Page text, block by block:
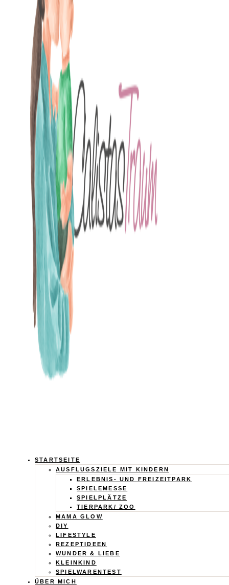
Calistas
Traum
STARTSEITE
AUSFLUGSZIELE MIT KINDERN
ERLEBNIS- UND FREIZEITPARK
SPIELEMESSE
SPIELPLÄTZE
TIERPARK/ ZOO
MAMA GLOW
DIY
LIFESTYLE
REZEPTIDEEN
WUNDER & LIEBE
KLEINKIND
SPIELWARENTEST
ÜBER MICH